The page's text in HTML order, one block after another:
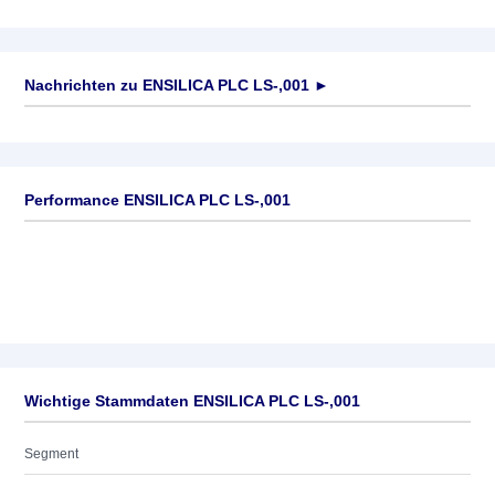
Nachrichten zu ENSILICA PLC LS-,001 ►
Performance ENSILICA PLC LS-,001
Wichtige Stammdaten ENSILICA PLC LS-,001
Segment